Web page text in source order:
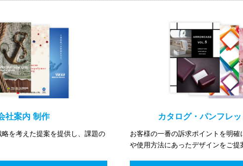
社案内 制作
を考えた提案を提供し、課題の
カタログ・パンフレ
お客様の一番の訴求ポイントを明確
や使用方法にあったデザインをご提